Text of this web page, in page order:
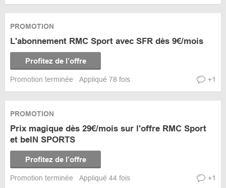
PROMOTION
L'abonnement RMC Sport avec SFR dès 9€/mois
Profitez de l’offre
Promotion terminée Appliqué 78 fois +1
PROMOTION
Prix magique dès 29€/mois sur l'offre RMC Sport
et beIN SPORTS
Profitez de l’offre
Promotion terminée Appliqué 44 fois +1